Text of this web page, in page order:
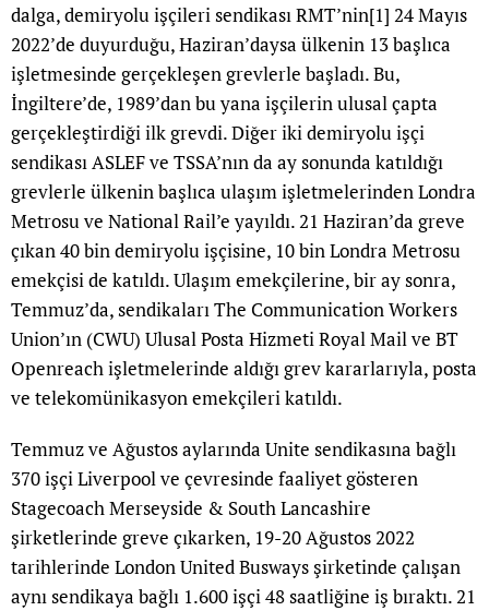
dalga, demiryolu işçileri sendikası RMT’nin[1] 24 Mayıs
2022’de duyurduğu, Haziran’daysa ülkenin 13 başlıca
işletmesinde gerçekleşen grevlerle başladı. Bu,
İngiltere’de, 1989’dan bu yana işçilerin ulusal çapta
gerçekleştirdiği ilk grevdi. Diğer iki demiryolu işçi
sendikası ASLEF ve TSSA’nın da ay sonunda katıldığı
grevlerle ülkenin başlıca ulaşım işletmelerinden Londra
Metrosu ve National Rail’e yayıldı. 21 Haziran’da greve
çıkan 40 bin demiryolu işçisine, 10 bin Londra Metrosu
emekçisi de katıldı. Ulaşım emekçilerine, bir ay sonra,
Temmuz’da, sendikaları The Communication Workers
Union’ın (CWU) Ulusal Posta Hizmeti Royal Mail ve BT
Openreach işletmelerinde aldığı grev kararlarıyla, posta
ve telekomünikasyon emekçileri katıldı.
Temmuz ve Ağustos aylarında Unite sendikasına bağlı
370 işçi Liverpool ve çevresinde faaliyet gösteren
Stagecoach Merseyside & South Lancashire
şirketlerinde greve çıkarken, 19-20 Ağustos 2022
tarihlerinde London United Busways şirketinde çalışan
aynı sendikaya bağlı 1.600 işçi 48 saatliğine iş bıraktı. 21